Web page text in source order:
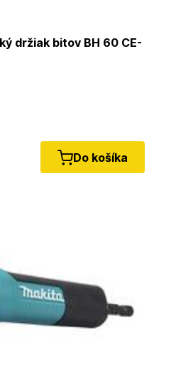
držiak bitov BH 60 CE-
Do košíka